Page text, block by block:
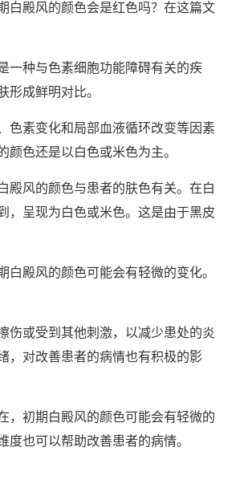
殿风的颜色会是红色吗？在这篇文
种与色素细胞功能障碍有关的疾
成鲜明对比。
素变化和局部血液循环改变等因素
色还是以白色或米色为主。
风的颜色与患者的肤色有关。在白
，呈现为白色或米色。这是由于黑皮
殿风的颜色可能会有轻微的变化。
或受到其他刺激，以减少患处的炎
，对改善患者的病情也有积极的影
初期白殿风的颜色可能会有轻微的
也可以帮助改善患者的病情。